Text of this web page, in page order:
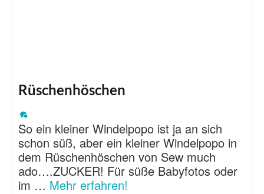
Rüschenhöschen
So ein kleiner Windelpopo ist ja an sich
schon süß, aber ein kleiner Windelpopo in
dem Rüschenhöschen von Sew much
ado….ZUCKER! Für süße Babyfotos oder
im … Mehr erfahren!